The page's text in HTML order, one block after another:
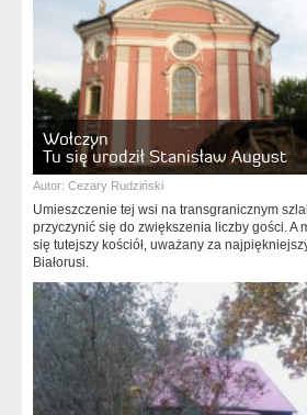
Wołczyn
Tu się urodził Stanisław August
Autor: Cezary Rudziński
Umieszczenie tej wsi na transgranicznym
przyczynić się do zwiększenia liczby gości. A
się tutejszy kościół, uważany za
Białorusi.